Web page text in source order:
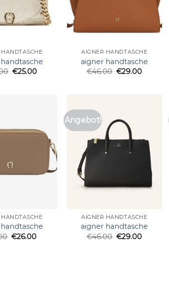
€25.00
AIGNER HANDTASCHE
aigner handtasche
€46.00 €29.00
€26.00
Angebot!
AIGNER HANDTASCHE
aigner handtasche
€46.00 €29.00